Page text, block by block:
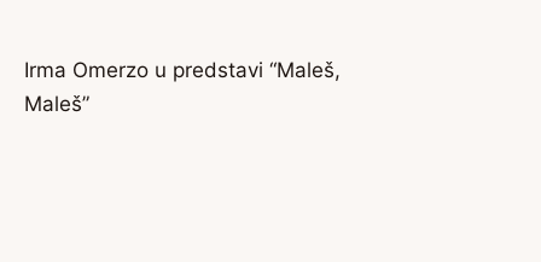
Irma Omerzo u predstavi “Maleš,
Maleš”